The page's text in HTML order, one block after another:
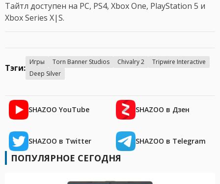
Тайтл доступен на PC, PS4, Xbox One, PlayStation 5 и
Xbox Series X|S.
Тэги:
Игры Torn Banner Studios Chivalry 2
Tripwire Interactive
Deep Silver
SHAZOO YouTube SHAZOO в Дзен
SHAZOO в Twitter SHAZOO в Telegram
ПОПУЛЯРНОЕ СЕГОДНЯ